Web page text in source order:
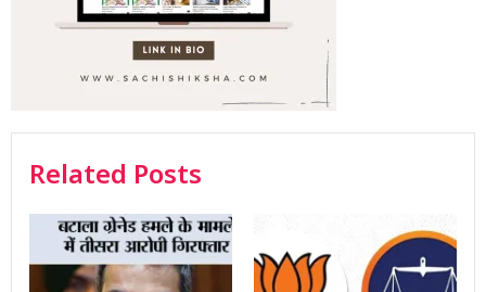
Related Posts